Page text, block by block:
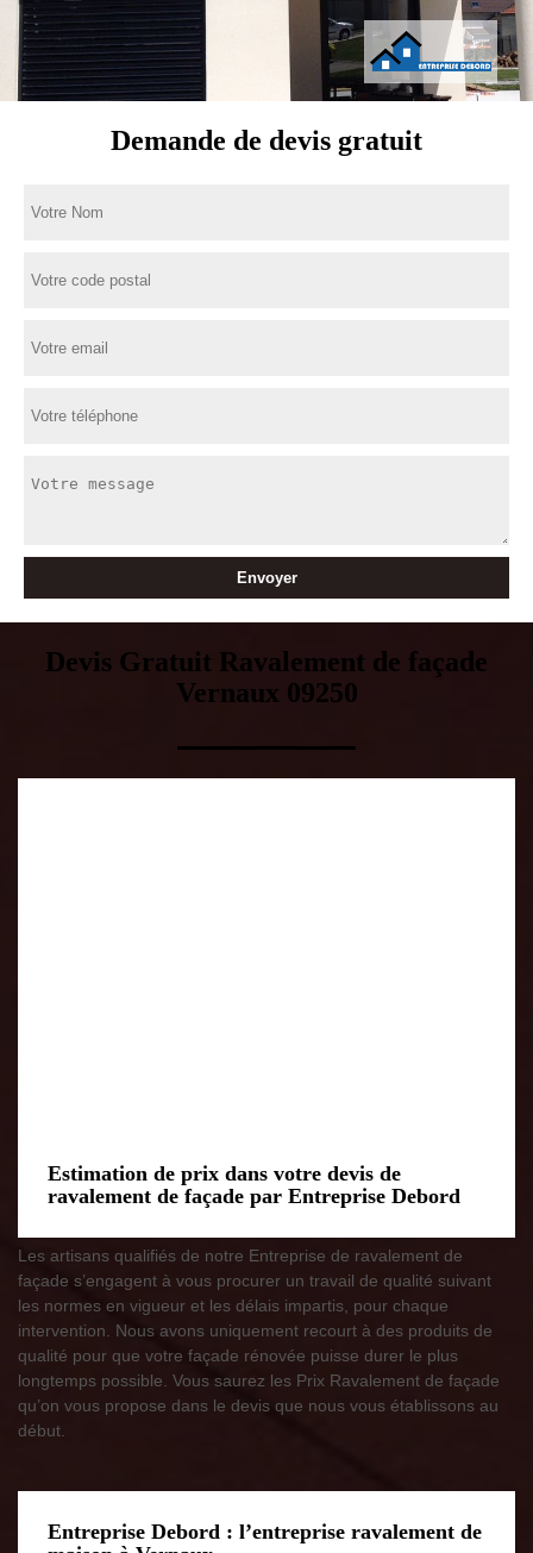
Demande de devis gratuit
Devis Gratuit Ravalement de façade
Vernaux 09250
Estimation de prix dans votre devis de
ravalement de façade par Entreprise Debord
Les artisans qualifiés de notre Entreprise de ravalement de
façade s’engagent à vous procurer un travail de qualité suivant
les normes en vigueur et les délais impartis, pour chaque
intervention. Nous avons uniquement recourt à des produits de
qualité pour que votre façade rénovée puisse durer le plus
longtemps possible. Vous saurez les Prix Ravalement de façade
qu’on vous propose dans le devis que nous vous établissons au
début.
Entreprise Debord : l’entreprise ravalement de